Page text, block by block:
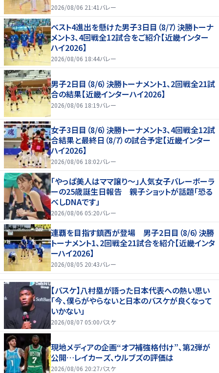
2026/08/06 21:41 バレー
ベスト4進出を懸けた男子3日目（8/7）決勝トーナ
メント3、4回戦全12試合をご紹介【近畿インター
ハイ2026】
2026/08/06 18:44バレー
男子2日目（8/6）決勝トーナメント1、2回戦全21試
合の結果【近畿インターハイ2026】
2026/08/06 18:19バレー
女子3日目（8/6）決勝トーナメント3、4回戦全12試
合結果と最終日（8/7）の試合予定【近畿インター
ハイ2026】
2026/08/06 18:02バレー
「やっぱ美人はママ譲り～」人気女子バレーボーラ
ーの25歳誕生日報告 親子ショットが話題「恐る
べしDNAです」
2026/08/06 05:20バレー
連覇を目指す鎮西が登場 男子2日目（8/6）決勝
トーナメント1、2回戦全21試合を紹介【近畿インタ
ーハイ2026】
2026/08/05 20:43バレー
【バスケ】八村塁が語った日本代表への熱い思い
「今、僕らがやらないと日本のバスケが良くなって
いかない」
2026/08/07 05:00バスケ
現地メディアの企画“オフ補強格付け”、第2弾が
公開…レイカーズ、ウルブズの評価は
2026/08/06 20:27バスケ